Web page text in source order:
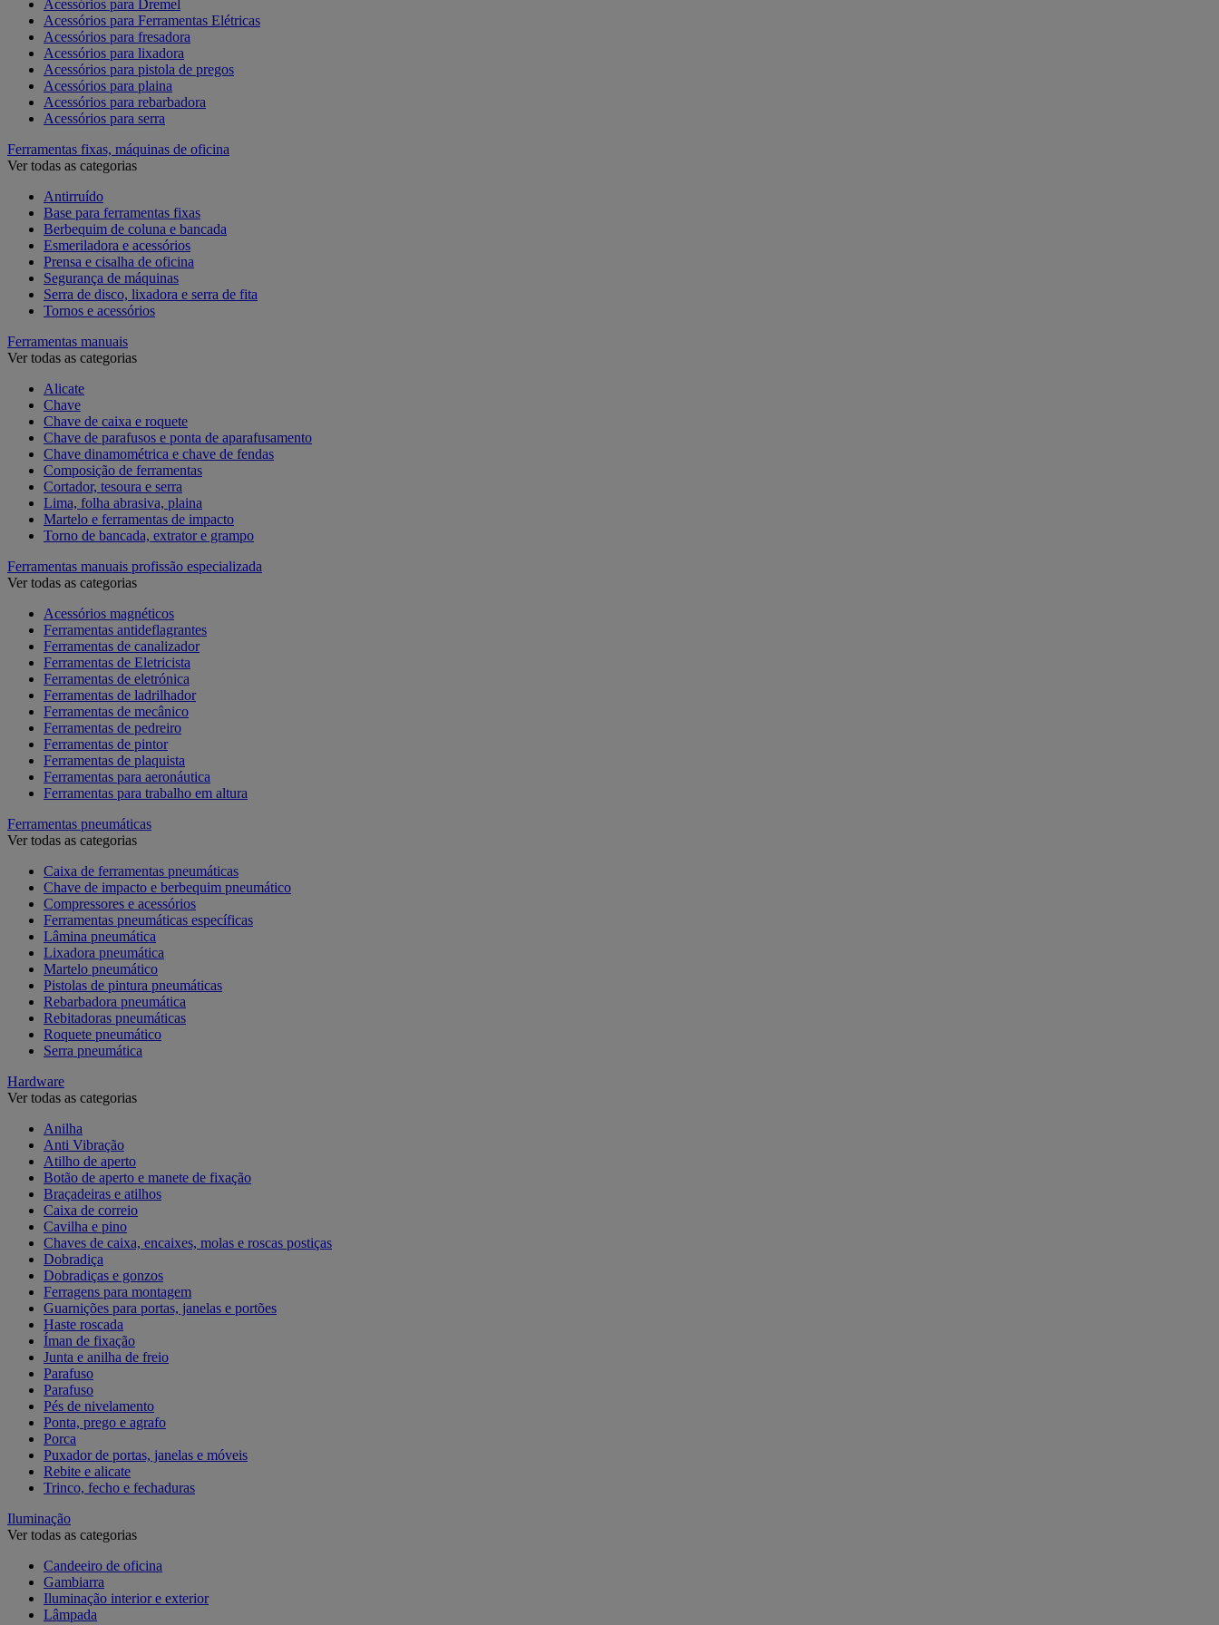
Acessórios para Dremel
Acessórios para Ferramentas Elétricas
Acessórios para fresadora
Acessórios para lixadora
Acessórios para pistola de pregos
Acessórios para plaina
Acessórios para rebarbadora
Acessórios para serra
Ferramentas fixas, máquinas de oficina
Ver todas as categorias
Antirruído
Base para ferramentas fixas
Berbequim de coluna e bancada
Esmeriladora e acessórios
Prensa e cisalha de oficina
Segurança de máquinas
Serra de disco, lixadora e serra de fita
Tornos e acessórios
Ferramentas manuais
Ver todas as categorias
Alicate
Chave
Chave de caixa e roquete
Chave de parafusos e ponta de aparafusamento
Chave dinamométrica e chave de fendas
Composição de ferramentas
Cortador, tesoura e serra
Lima, folha abrasiva, plaina
Martelo e ferramentas de impacto
Torno de bancada, extrator e grampo
Ferramentas manuais profissão especializada
Ver todas as categorias
Acessórios magnéticos
Ferramentas antideflagrantes
Ferramentas de canalizador
Ferramentas de Eletricista
Ferramentas de eletrónica
Ferramentas de ladrilhador
Ferramentas de mecânico
Ferramentas de pedreiro
Ferramentas de pintor
Ferramentas de plaquista
Ferramentas para aeronáutica
Ferramentas para trabalho em altura
Ferramentas pneumáticas
Ver todas as categorias
Caixa de ferramentas pneumáticas
Chave de impacto e berbequim pneumático
Compressores e acessórios
Ferramentas pneumáticas específicas
Lâmina pneumática
Lixadora pneumática
Martelo pneumático
Pistolas de pintura pneumáticas
Rebarbadora pneumática
Rebitadoras pneumáticas
Roquete pneumático
Serra pneumática
Hardware
Ver todas as categorias
Anilha
Anti Vibração
Atilho de aperto
Botão de aperto e manete de fixação
Braçadeiras e atilhos
Caixa de correio
Cavilha e pino
Chaves de caixa, encaixes, molas e roscas postiças
Dobradiça
Dobradiças e gonzos
Ferragens para montagem
Guarnições para portas, janelas e portões
Haste roscada
Íman de fixação
Junta e anilha de freio
Parafuso
Parafuso
Pés de nivelamento
Ponta, prego e agrafo
Porca
Puxador de portas, janelas e móveis
Rebite e alicate
Trinco, fecho e fechaduras
Iluminação
Ver todas as categorias
Candeeiro de oficina
Gambiarra
Iluminação interior e exterior
Lâmpada